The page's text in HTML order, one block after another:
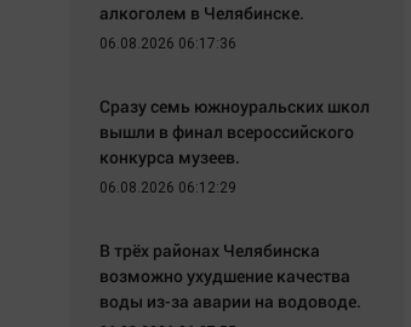
алкоголем в Челябинске.
06.08.2026 06:17:36
Сразу семь южноуральских школ
вышли в финал всероссийского
конкурса музеев.
06.08.2026 06:12:29
В трёх районах Челябинска
возможно ухудшение качества
воды из-за аварии на водоводе.